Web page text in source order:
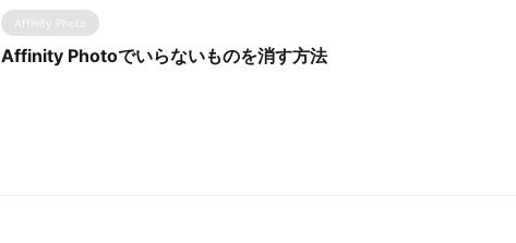
Affinity Photo
Affinity Photoでいらないものを消す方法